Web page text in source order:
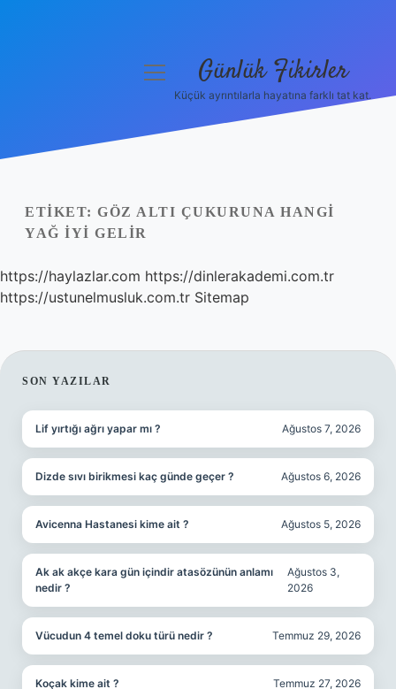
Yasal Uyarı
menüyü Günlük Fikirler
Küçük ayrıntılarla hayatına farklı tat kat.
ETIKET: GÖZ ALTI ÇUKURUNA HANGI
YAĞ IYI GELIR
https://haylazlar.com https://dinlerakademi.com.tr
https://ustunelmusluk.com.tr Sitemap
SIDEBAR
SON YAZILAR
Lif yırtığı ağrı yapar mı ? Ağustos 7, 2026
Dizde sıvı birikmesi kaç günde geçer ? Ağustos 6, 2026
Avicenna Hastanesi kime ait ? Ağustos 5, 2026
Ak ak akçe kara gün içindir atasözünün anlamı
nedir ?
Ağustos 3,
2026
Vücudun 4 temel doku türü nedir ? Temmuz 29, 2026
Koçak kime ait ? Temmuz 27, 2026